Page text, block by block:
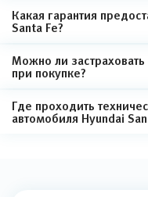
Какая гарантия
Santa Fe?
Можно ли
при покупке?
Где проходить
автомобиля Hyundai